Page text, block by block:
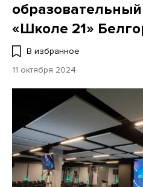
«Школе 21»
В избранное
11 октября 2024